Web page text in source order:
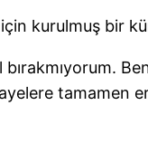
kurulmuş bir
tamamen